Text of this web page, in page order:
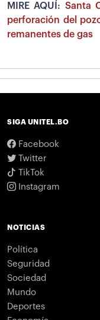
MIRE AQUÍ: Santa
perforación del
remanentes de gas
SIGA UNITEL.BO
Facebook
Twitter
TikTok
Instagram
NOTICIAS
Política
Seguridad
Sociedad
Mundo
Deportes